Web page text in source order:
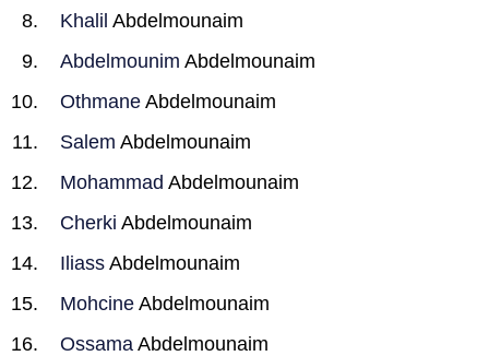
Khalil Abdelmounaim
Abdelmounim Abdelmounaim
Othmane Abdelmounaim
Salem Abdelmounaim
Mohammad Abdelmounaim
Cherki Abdelmounaim
Iliass Abdelmounaim
Mohcine Abdelmounaim
Ossama Abdelmounaim